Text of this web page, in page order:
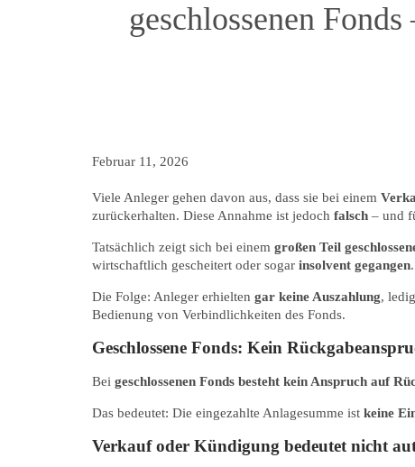
geschlossenen
Februar 11, 2026
Viele Anleger gehen davon aus, dass sie bei einem
zurückerhalten. Diese Annahme ist jedoch falsch – und
Tatsächlich zeigt sich bei einem großen Teil
wirtschaftlich gescheitert oder sogar insolvent gegangen.
Die Folge: Anleger erhielten gar keine Auszahlung,
Bedienung von Verbindlichkeiten des Fonds.
Geschlossene Fonds: Kein
Bei geschlossenen Fonds besteht kein Anspruch auf
Das bedeutet: Die eingezahlte Anlagesumme ist keine
Verkauf oder Kündigung bedeutet nicht